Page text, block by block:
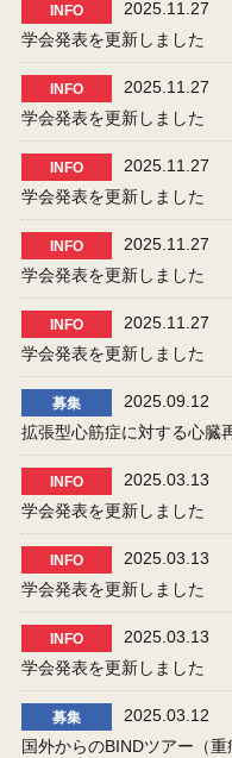
INFO
2025.11.27
学会発表を更新しました
INFO
2025.11.27
学会発表を更新しました
INFO
2025.11.27
学会発表を更新しました
INFO
2025.11.27
学会発表を更新しました
INFO
2025.11.27
学会発表を更新しました
募集
2025.09.12
拡張型心筋症に対する心臓
INFO
2025.03.13
学会発表を更新しました
INFO
2025.03.13
学会発表を更新しました
INFO
2025.03.13
学会発表を更新しました
募集
2025.03.12
国外からのBINDツアー（